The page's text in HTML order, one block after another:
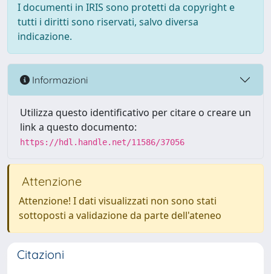
I documenti in IRIS sono protetti da copyright e
tutti i diritti sono riservati, salvo diversa
indicazione.
Informazioni
Utilizza questo identificativo per citare o creare un
link a questo documento:
https://hdl.handle.net/11586/37056
Attenzione
Attenzione! I dati visualizzati non sono stati
sottoposti a validazione da parte dell'ateneo
Citazioni